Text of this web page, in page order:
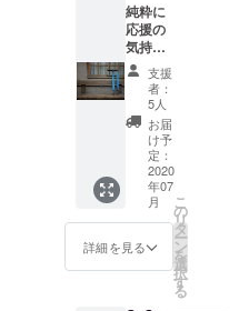
純粋に
応援の
気持ち
をお持
ちの方
今回の
プロ
ジェク
トの結
果報告
をお送
りさせ
ていた
だきま
す。 報
告書が
支援
者：
5人
お届
け予
定：
2020
年07
月
詳細を見る
こ
の
リ
タ
ー
ン
を
選
択
す
る